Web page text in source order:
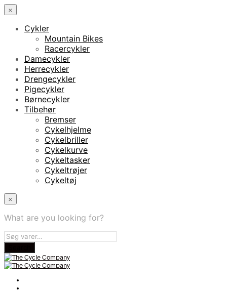
×
Cykler
Mountain Bikes
Racercykler
Damecykler
Herrecykler
Drengecykler
Pigecykler
Børnecykler
Tilbehør
Bremser
Cykelhjelme
Cykelbriller
Cykelkurve
Cykeltasker
Cykeltrøjer
Cykeltøj
×
What are you looking for?